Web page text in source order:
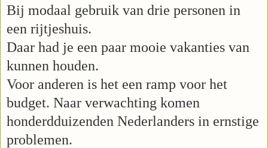
Bij modaal gebruik van drie personen in
een rijtjeshuis.
Daar had je een paar mooie vakanties van
kunnen houden.
Voor anderen is het een ramp voor het
budget. Naar verwachting komen
honderdduizenden Nederlanders in ernstige
problemen.